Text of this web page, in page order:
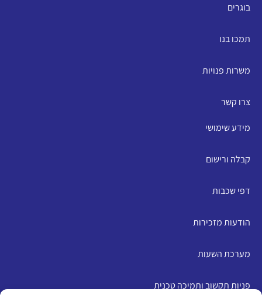
בוגרים
תמכו בנו
משרות פנויות
צרו קשר
מידע שימושי
קבלה ורישום
דפי שכבות
הודעות מזכירות
מערכת השעות
פניות תקשוב ותמיכה טכנית